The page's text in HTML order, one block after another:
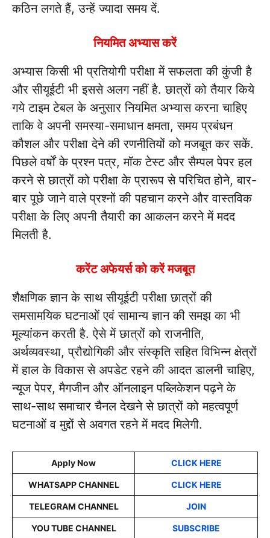
कठिन लगते हैं, उन्हें ज्यादा समय दें.
नियमित अभ्यास करें
अभ्यास किसी भी प्रतियोगी परीक्षा में सफलता की कुंजी है
और सीयूईटी भी इससे अलग नहीं है. छात्रों को तैयार किये
गये टाइम टेबल के अनुसार नियमित अभ्यास करना चाहिए
ताकि वे अपनी समस्या-समाधान क्षमता, समय प्रबंधन
कौशल और परीक्षा देने की रणनीतियों को मजबूत कर सकें.
पिछले वर्षों के प्रश्न पत्र, मॉक टेस्ट और सैम्पल पेपर हल
करने से छात्रों को परीक्षा के प्रारूप से परिचित होने, बार-
बार पूछे जाने वाले प्रश्नों की पहचान करने और वास्तविक
परीक्षा के लिए अपनी तैयारी का आकलन करने में मदद
मिलती है.
करेंट अफेयर्स को करें मजबूत
शैक्षणिक ज्ञान के साथ सीयूईटी परीक्षा छात्रों की
समसामयिक घटनाओं एवं सामान्य ज्ञान की समझ का भी
मूल्यांकन करती है. ऐसे में छात्रों को राजनीति,
अर्थव्यवस्था, प्रौद्योगिकी और संस्कृति सहित विभिन्न क्षेत्रों
में हाल के विकास से अपडेट रहने की आदत डालनी चाहिए,
न्यूज पेपर, मैगजीन और ऑनलाइन पब्लिकेशन पढ़ने के
साथ-साथ समाचार चैनल देखने से छात्रों को महत्वपूर्ण
घटनाओं व मुद्दों से अवगत रहने में मदद मिलेगी.
Apply Now CLICK HERE
WHATSAPP CHANNEL CLICK HERE
TELEGRAM CHANNEL JOIN
YOU TUBE CHANNEL SUBSCRIBE